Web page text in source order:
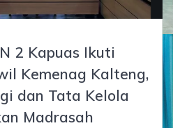
2 Kapuas Ikuti
Kemenag Kalteng,
dan Tata Kelola
Madrasah